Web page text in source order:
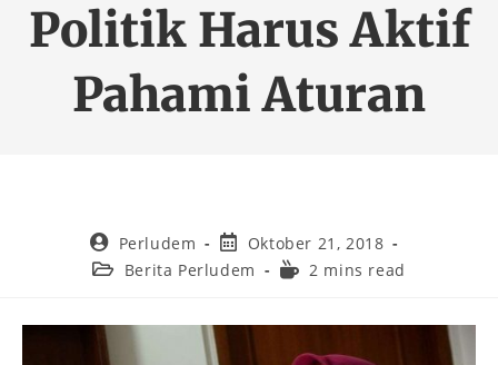
Politik Harus Aktif
Pahami Aturan
Perludem
Oktober 21, 2018
Berita Perludem
2 mins read